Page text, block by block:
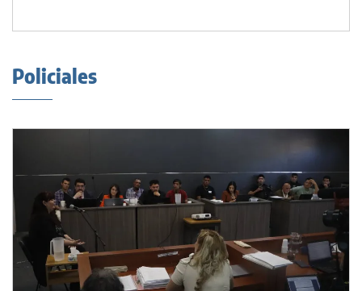
Policiales